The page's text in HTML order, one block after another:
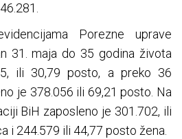
Porezne uprave
31. maja do 35 godina života
ili 30,79 posto, a preko 36
je 378.056 ili 69,21 posto. Na
BiH zaposleno je 301.702, ili
i 244.579 ili 44,77 posto žena.